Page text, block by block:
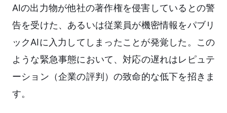
AIの出力物が他社の著作権を侵害しているとの警
告を受けた、あるいは従業員が機密情報をパブリ
ックAIに入力してしまったことが発覚した。この
ような緊急事態において、対応の遅れはレピュテ
ーション（企業の評判）の致命的な低下を招きま
す。